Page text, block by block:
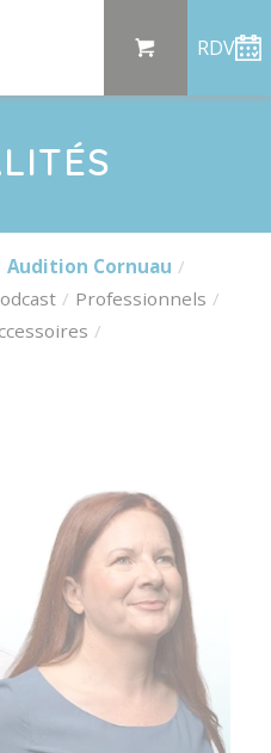
RDV
Audition Cornuau
Professionnels